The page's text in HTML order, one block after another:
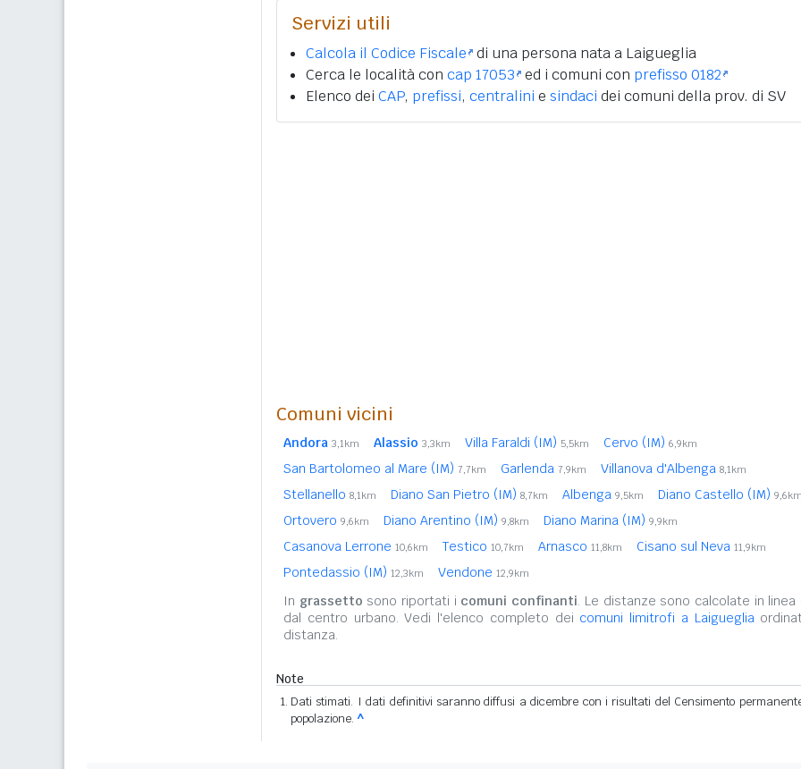
Servizi utili
Calcola il Codice Fiscale di una persona nata a Laigueglia
Cerca le località con cap 17053 ed i comuni con prefisso 0182
Elenco dei CAP, prefissi, centralini e sindaci dei comuni della prov. di SV
Comuni vicini
Andora 3,1km Alassio 3,3km Villa Faraldi (IM) 5,5km Cervo (IM) 6,9km
San Bartolomeo al Mare (IM) 7,7km Garlenda 7,9km Villanova d'Albenga 8,1km
Stellanello 8,1km Diano San Pietro (IM) 8,7km Albenga 9,5km Diano Castello (IM) 9,6km
Ortovero 9,6km Diano Arentino (IM) 9,8km Diano Marina (IM) 9,9km
Casanova Lerrone 10,6km Testico 10,7km Arnasco 11,8km Cisano sul Neva 11,9km
Pontedassio (IM) 12,3km Vendone 12,9km
In grassetto sono riportati i comuni confinanti. Le distanze sono calcolate in linea
dal centro urbano. Vedi l'elenco completo dei comuni limitrofi a Laigueglia
distanza.
Note
Dati stimati. I dati definitivi saranno diffusi a dicembre con i risultati del Censimento
popolazione. ^